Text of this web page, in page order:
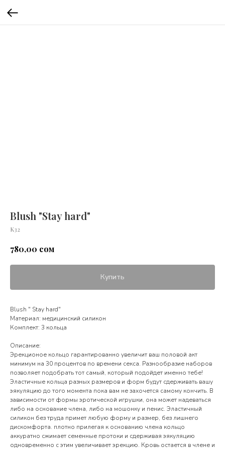
Blush "Stay hard"
K32
780,00 сом
Купить
Blush " Stay hard"
Материал: медицинский силикон
Комплект: 3 кольца
Описание:
Эрекционое кольцо гарантированно увеличит ваш половой акт
минимум на 30 процентов по времени секса. Разнообразие наборов
позволяет подобрать тот самый, который подойдет именно тебе!
Эластичные кольца разных размеров и форм будут сдерживать вашу
эякуляцию до того момента пока вам не захочется самому кончить. В
зависимости от формы эротической игрушки, она может надеваться
либо на основание члена, либо на мошонку и пенис. Эластичный
силикон без труда примет любую форму и размер, без лишнего
дискомфорта. плотно прилегая к основанию члена кольцо
аккуратно сжимает семенные протоки и сдерживая эякуляцию
одновременно с этим увеличивает эрекцию. Кровь остается в члене и